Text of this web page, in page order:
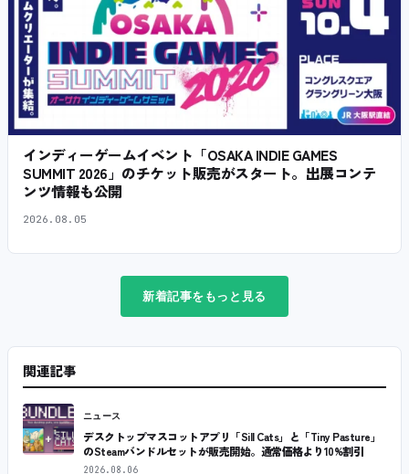
インディーゲームイベント「OSAKA INDIE GAMES
SUMMIT 2026」のチケット販売がスタート。出展コンテ
ンツ情報も公開
2026.08.05
新着記事をもっと見る
関連記事
ニュース
デスクトップマスコットアプリ「Sill Cats」と「Tiny Pasture」
のSteamバンドルセットが販売開始。通常価格より10%割引
2026.08.06